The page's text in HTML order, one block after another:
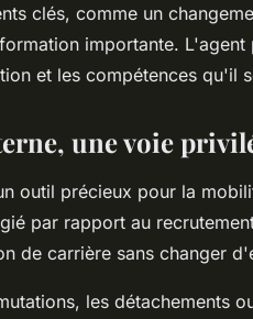
clés, comme un
importante.
et les compétences qu'il
une voie
outil précieux pour la
par rapport au
de carrière sans changer
les détachements